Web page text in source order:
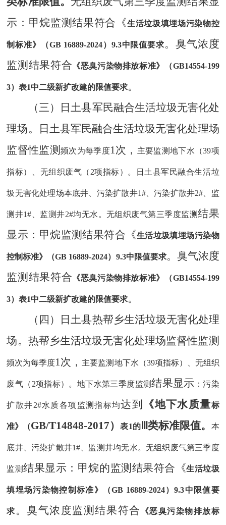
示 ：甲烷监测结果符合《生活垃圾填埋场污染物控
制标准》（GB 16889-2024）9.3中限值要求。臭气浓度
监测结果符合 《恶臭污染物排放标准》（GB14554-199
3）表1中二级新扩改建的限值要求。
（三） 日土县军民融合生活垃圾无害化处
理场。
日土县军民融合生活垃圾无害化处理场
监督性监测 频次为每季度1次， 主要监测地下水（39项
指标）、无组织废气（2项指标）。日土县军民融合生活垃
圾无害化处理场本底井、污染扩散井1#、污染扩散井2#、监
测井1#、监测井2#均无水。无组织废气第三季度监测结果
显示 ：甲烷监测结果符合《生活垃圾填埋场污染物
控制标准》（GB 16889-2024）9.3中限值要求。臭气浓度
监测结果符合 《恶臭污染物排放标准》（GB14554-199
3）表1中二级新扩改建的限值要求。
（ 四 ） 日土县热帮乡生活垃圾无害化处理
场。 热帮乡生活垃圾无害化处理场监督性监测
频次为每季度1次， 主要监测地下水（39项指标）、无组织
废气（2项指标）。地下水第三季度监测结果显示 ：污染
扩散井2#水质各项监测指标均达到 《地下水质量标
准》（GB/T14848-2017）表1的Ⅲ类标准限值。 本
底井、污染扩散井1#、监测井均无水。无组织废气第三季度
监测结果显示 ：甲烷的监测结果符合《生活垃圾
填埋场污染物控制标准》（GB 16889-2024）9.3中限值要
求 。臭气浓度监测结果符合 《恶臭污染物排放标